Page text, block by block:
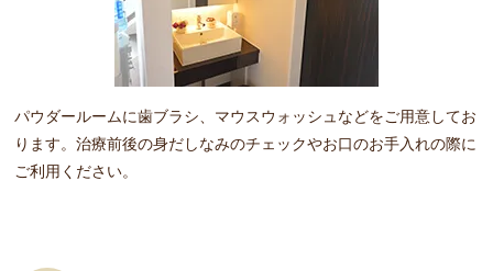
パウダールームに歯ブラシ、マウスウォッシュなどをご用意してお
ります。治療前後の身だしなみのチェックやお口のお手入れの際に
ご利用ください。